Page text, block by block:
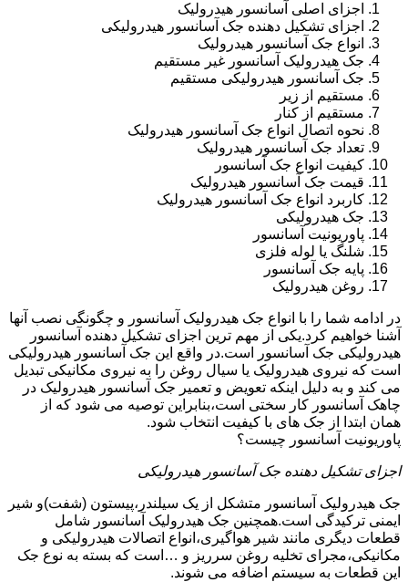
اجزای اصلی آسانسور هیدرولیک
اجزای تشکیل دهنده جک آسانسور هیدرولیکی
انواع جک آسانسور هیدرولیک
جک هیدرولیک آسانسور غیر مستقیم
جک آسانسور هیدرولیکی مستقیم
مستقیم از زیر
مستقیم از کنار
نحوه اتصال انواع جک آسانسور هیدرولیک
تعداد جک آسانسور هیدرولیک
کیفیت انواع جک آسانسور
قیمت جک آسانسور هیدرولیک
کاربرد انواع جک آسانسور هیدرولیک
جک هیدرولیکی
پاوریونیت آسانسور
شلنگ یا لوله فلزی
پایه جک آسانسور
روغن هیدرولیک
در ادامه شما را با انواع جک هیدرولیک آسانسور و چگونگی نصب آنها
آشنا خواهیم کرد.یکی از مهم ترین اجزای تشکیل دهنده آسانسور
هیدرولیکی جک آسانسور است.در واقع این جک آسانسور هیدرولیکی
است که نیروی هیدرولیک یا سیال روغن را به نیروی مکانیکی تبدیل
می کند و به دلیل اینکه تعویض و تعمیر جک آسانسور هیدرولیک در
چاهک آسانسور کار سختی است،بنابراین توصیه می شود که از
همان ابتدا از جک های با کیفیت انتخاب شود.
پاوریونیت آسانسور چیست؟
اجزای تشکیل دهنده جک آسانسور هیدرولیکی
جک هیدرولیک آسانسور متشکل از یک سیلندر،پیستون (شفت)و شیر
ایمنی ترکیدگی است.همچنین جک هیدرولیک آسانسور شامل
قطعات دیگری مانند شیر هواگیری،انواع اتصالات هیدرولیکی و
مکانیکی،مجرای تخلیه روغن سرریز و …است که بسته به نوع جک
این قطعات به سیستم اضافه می شوند.